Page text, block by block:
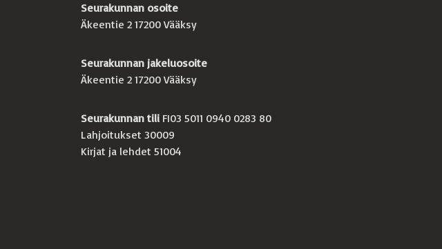
Seurakunnan osoite
Äkeentie 2 17200 Vääksy
Seurakunnan jakeluosoite
Äkeentie 2 17200 Vääksy
Seurakunnan tili FI03 5011 0940 0283 80
Lahjoitukset 30009
Kirjat ja lehdet 51004